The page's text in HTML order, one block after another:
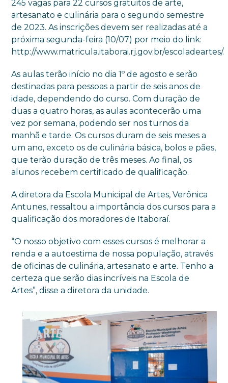
245 vagas para 22 cursos gratuitos de arte,
artesanato e culinária para o segundo semestre
de 2023. As inscrições devem ser realizadas até a
próxima segunda-feira (10/07) por meio do link:
http://www.matricula.itaborai.rj.gov.br/escoladeartes/.
As aulas terão início no dia 1º de agosto e serão
destinadas para pessoas a partir de seis anos de
idade, dependendo do curso. Com duração de
duas a quatro horas, as aulas acontecerão uma
vez por semana, podendo ser nos turnos da
manhã e tarde. Os cursos duram de seis meses a
um ano, exceto os de culinária básica, bolos e pães,
que terão duração de três meses. Ao final, os
alunos recebem certificado de qualificação.
A diretora da Escola Municipal de Artes, Verônica
Antunes, ressaltou a importância dos cursos para a
qualificação dos moradores de Itaboraí.
“O nosso objetivo com esses cursos é melhorar a
renda e a autoestima de nossa população, através
de oficinas de culinária, artesanato e arte. Tenho a
certeza que serão dias incríveis na Escola de
Artes”, disse a diretora da unidade.